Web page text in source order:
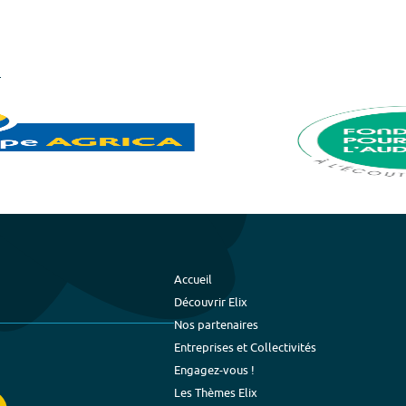
Accueil
Découvrir Elix
Nos partenaires
Entreprises et Collectivités
Engagez-vous !
Les Thèmes Elix